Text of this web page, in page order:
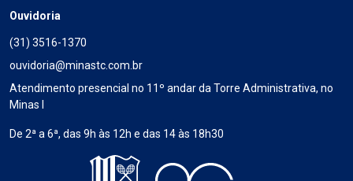
Ouvidoria
(31) 3516-1370
ouvidoria@minastc.com.br
Atendimento presencial no 11º andar da Torre Administrativa, no
Minas I
De 2ª a 6ª, das 9h às 12h e das 14 às 18h30